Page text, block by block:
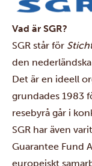
Vad är SGR?
SGR står för
den
Det är en ideell
grundades 1983
resebyrå går i
SGR har även
Guarantee Fund
europeiskt